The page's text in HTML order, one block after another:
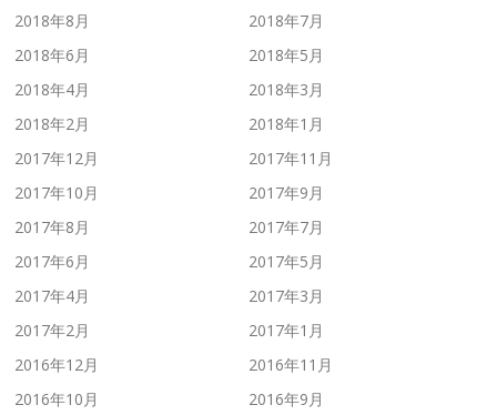
2018年8月
2018年7月
2018年6月
2018年5月
2018年4月
2018年3月
2018年2月
2018年1月
2017年12月
2017年11月
2017年10月
2017年9月
2017年8月
2017年7月
2017年6月
2017年5月
2017年4月
2017年3月
2017年2月
2017年1月
2016年12月
2016年11月
2016年10月
2016年9月